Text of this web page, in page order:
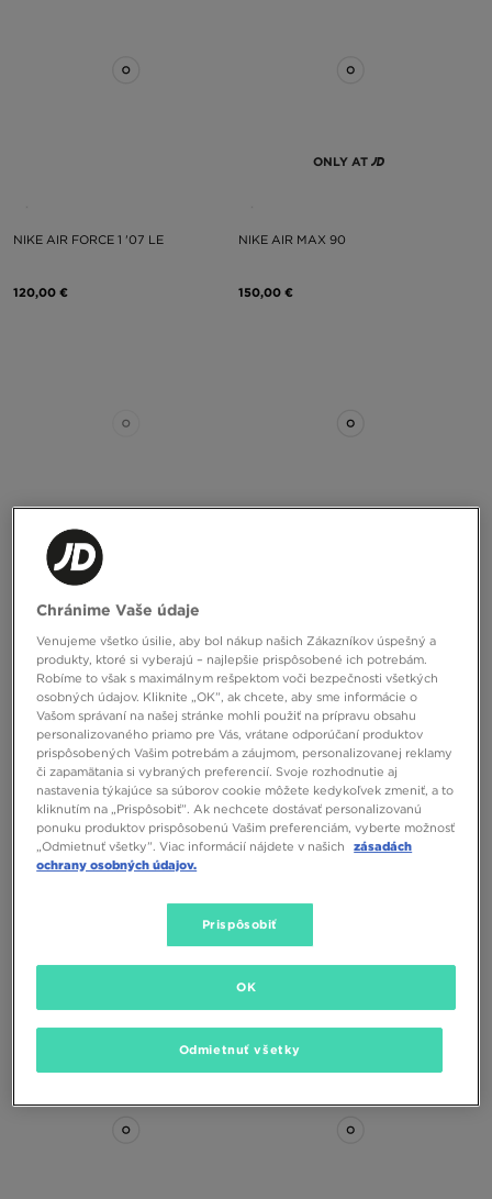
NIKE AIR FORCE 1 '07 LE
120,00 €
ONLY AT
NIKE AIR MAX 90
150,00 €
130,00 € 120,00 €
ONLY AT
NIKE AIR FORCE 1 '07 LV8 NIKE AVA ROVER
Chránime Vaše údaje
Venujeme všetko úsilie, aby bol nákup našich Zákazníkov úspešný a
produkty, ktoré si vyberajú – najlepšie prispôsobené ich potrebám.
Robíme to však s maximálnym rešpektom voči bezpečnosti všetkých
osobných údajov. Kliknite „OK”, ak chcete, aby sme informácie o
Vašom správaní na našej stránke mohli použiť na prípravu obsahu
personalizovaného priamo pre Vás, vrátane odporúčaní produktov
prispôsobených Vašim potrebám a záujmom, personalizovanej reklamy
či zapamätania si vybraných preferencií. Svoje rozhodnutie aj
nastavenia týkajúce sa súborov cookie môžete kedykoľvek zmeniť, a to
kliknutím na „Prispôsobiť”. Ak nechcete dostávať personalizovanú
ponuku produktov prispôsobenú Vašim preferenciám, vyberte možnosť
„Odmietnuť všetky”. Viac informácií nájdete v našich
zásadách
ochrany osobných údajov.
Prispôsobiť
Odmietnuť všetky
OK